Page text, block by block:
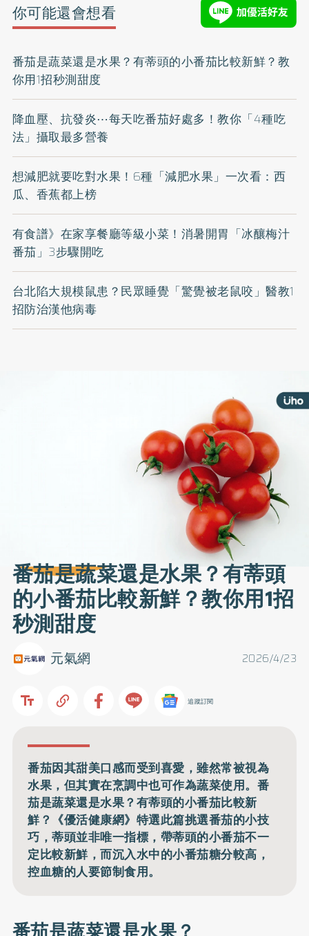
你可能還會想看
番茄是蔬菜還是水果？有蒂頭的小番茄比較新鮮？教
你用1招秒測甜度
降血壓、抗發炎⋯每天吃番茄好處多！教你「4種吃
法」攝取最多營養
想減肥就要吃對水果！6種「減肥水果」一次看：西
瓜、香蕉都上榜
有食譜》在家享餐廳等級小菜！消暑開胃「冰釀梅汁
番茄」3步驟開吃
台北陷大規模鼠患？民眾睡覺「驚覺被老鼠咬」醫教1
招防治漢他病毒
番茄是蔬菜還是水果？有蒂頭
的小番茄比較新鮮？教你用1招
秒測甜度
2026/4/23
元氣網
追蹤訂閱
番茄因其甜美口感而受到喜愛，雖然常被視為
水果，但其實在烹調中也可作為蔬菜使用。番
茄是蔬菜還是水果？有蒂頭的小番茄比較新
鮮？《優活健康網》特選此篇挑選番茄的小技
巧，蒂頭並非唯一指標，帶蒂頭的小番茄不一
定比較新鮮，而沉入水中的小番茄糖分較高，
控血糖的人要節制食用。